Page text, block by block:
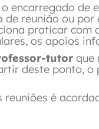
encarregado de
de reunião ou por
praticar
os apoios
tutor que
deste ponto,
reuniões é